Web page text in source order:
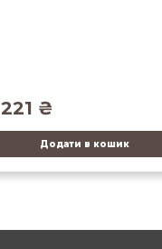
221 ₴
Додати в кошик